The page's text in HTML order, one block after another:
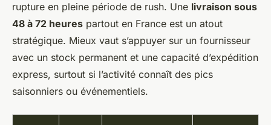
rupture en pleine période de rush. Une livraison sous
48 à 72 heures partout en France est un atout
stratégique. Mieux vaut s’appuyer sur un fournisseur
avec un stock permanent et une capacité d’expédition
express, surtout si l’activité connaît des pics
saisonniers ou événementiels.